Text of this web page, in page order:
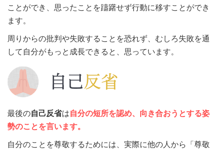
ことができ、思ったことを躊躇せず行動に移すことができ
ます。
周りからの批判や失敗することを恐れず、むしろ失敗を通
して自分がもっと成長できると、思っています。
最後の自己反省は自分の短所を認め、向き合おうとする姿
勢のことを言います。
自分のことを尊敬するためには、実際に他の人から「尊敬